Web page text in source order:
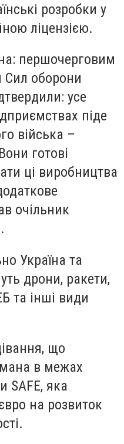
розробки у
ліцензією.
першочерговим
Сил оборони
усе
піде
війська –
готові
ці виробництва
очільник
Україна та
дрони, ракети,
та інші види
що
в межах
SAFE, яка
на розвиток